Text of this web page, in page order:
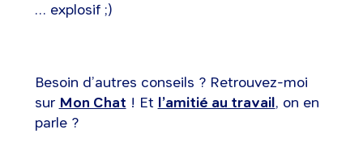
… explosif ;)
Besoin d’autres conseils ? Retrouvez-moi
sur Mon Chat ! Et l’amitié au travail, on en
parle ?